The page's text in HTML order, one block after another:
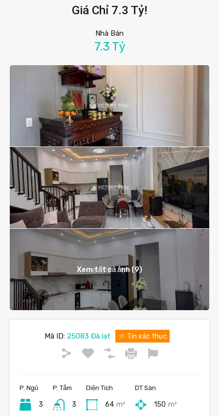
Giá Chỉ 7.3 Tỷ!
Nhà Bán
7.3 Tỷ
Xem tất cả ảnh (9)
Mã ID: 25083 Đà lạt Tin xác thực
P. Ngủ
3
P. Tắm
3
Diện Tích
64 m²
DT Sàn
150 m²